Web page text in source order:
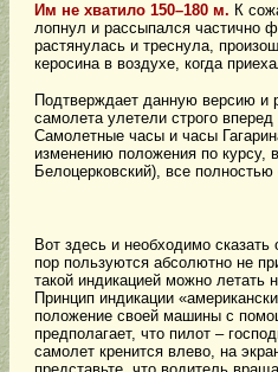
Им не хватило 150–180 м. К
лопнул и рассыпался частично
растянулась и треснула,
керосина в воздухе, когда
Подтверждает данную версию и
самолета улетели строго
Самолетные часы и часы
изменению положения по курсу,
Белоцерковский), все полностью
Вот здесь и необходимо
пор пользуются абсолютно не
такой индикацией можно летать
Принцип индикации
положение своей машины с
предполагает, что пилот –
самолет кренится влево, на